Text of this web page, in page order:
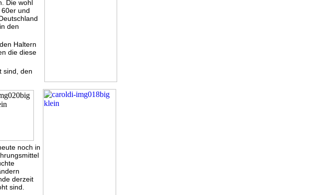
Die wohl
und
den
Haltern
die diese
sind, den
noch in
derzeit
sind.